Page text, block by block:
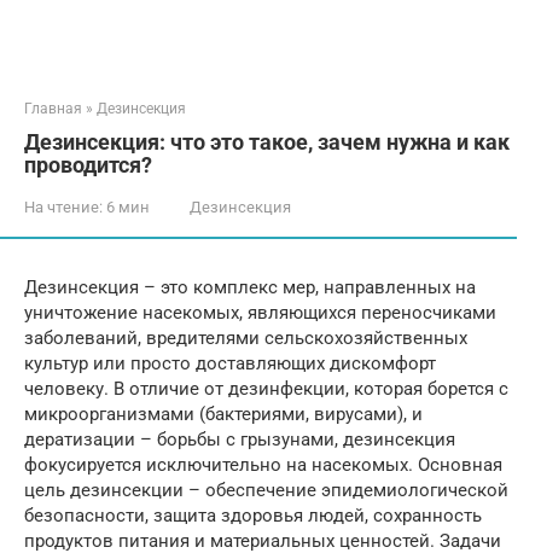
Главная » Дезинсекция
Дезинсекция: что это такое, зачем нужна и как
проводится?
На чтение: 6 мин Дезинсекция
Дезинсекция – это комплекс мер, направленных на
уничтожение насекомых, являющихся переносчиками
заболеваний, вредителями сельскохозяйственных
культур или просто доставляющих дискомфорт
человеку. В отличие от дезинфекции, которая борется с
микроорганизмами (бактериями, вирусами), и
дератизации – борьбы с грызунами, дезинсекция
фокусируется исключительно на насекомых. Основная
цель дезинсекции – обеспечение эпидемиологической
безопасности, защита здоровья людей, сохранность
продуктов питания и материальных ценностей. Задачи